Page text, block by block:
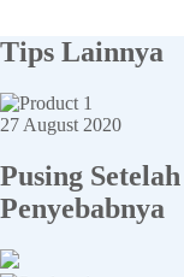
Tips Lainnya
27 August 2020
Pusing
Penyebabnya